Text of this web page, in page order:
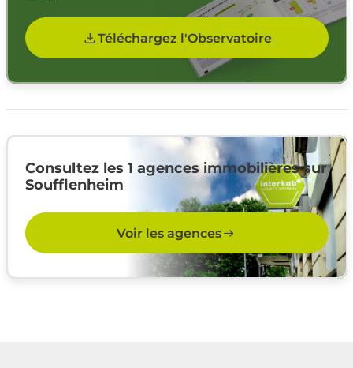
Téléchargez l'Observatoire
Consultez les 1 agences immobilières sur
Soufflenheim
Voir les agences